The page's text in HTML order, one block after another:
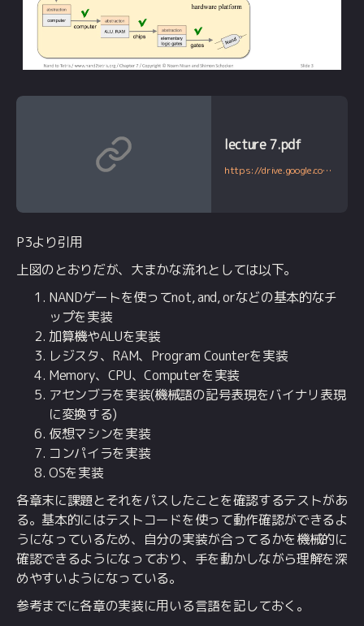
lecture 7.pdf
https://drive.google.com/file/d/1BPmhMLu_4QTcte0I5bK4QBHI8SACnQSt/view
P3より引用
上図のとおりだが、大まかな流れとしては以下。
NANDゲートを使ってnot, and, orなどの基本的なチ
ップを実装
加算機やALUを実装
レジスタ、RAM、Program Counterを実装
Memory、CPU、Computerを実装
アセンブラを実装(機械語の記号表現をバイナリ表現
に変換する)
仮想マシンを実装
コンパイラを実装
OSを実装
各章末に課題とそれをパスしたことを確認するテストがあ
る。基本的にはテストコードを使って動作確認ができるよ
うになっているため、自分の実装が合ってるかを機械的に
確認できるようになっており、手を動かしながら理解を深
めやすいようになっている。
参考までに各章の実装に用いる言語を記しておく。